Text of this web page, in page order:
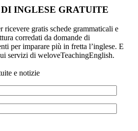
INGLESE GRATUITE
ricevere gratis schede grammaticali e
corredati da domande di
per imparare più in fretta l’inglese. E
servizi di weloveTeachingEnglish.
e notizie